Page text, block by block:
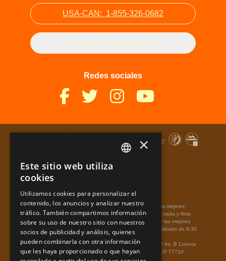
USA-CAN: 1-855-326-0682
Otros países y regiones
Redes sociales
Términos de Uso Mapa de Sitio Aviso de Privacidad
Xplor Park, te permite volar sobre la selva caribeña. Con las mejores
tirolesas, conduce un vehículo anfibio por la Riviera Maya, nada y flota
sobre balsas en ríos subterráneos, de noche o de día vive las mejores
aventuras. Compra tu entrada a Xplor.
Horarios: Lunes a sábado de 8:30
a.m. a 7:00 p.m. hora de Quintana Roo.
Xplor - México, Carretera Chetumal - Puerto Juárez km 282 Int. B Colonia
Rancho Xcaret,Playa del CarmenQuintana Roo.
CP 77710
Teléfono Cancún:998-883-3143
EN
×
Este sitio web utiliza
cookies
Utilizamos cookies para personalizar el
contenido, los anuncios y analizar nuestro
tráfico. También compartimos información
sobre su uso de nuestro sitio con nuestros
socios de publicidad y análisis, quienes
pueden combinarla con otra información
que les haya proporcionado o que hayan